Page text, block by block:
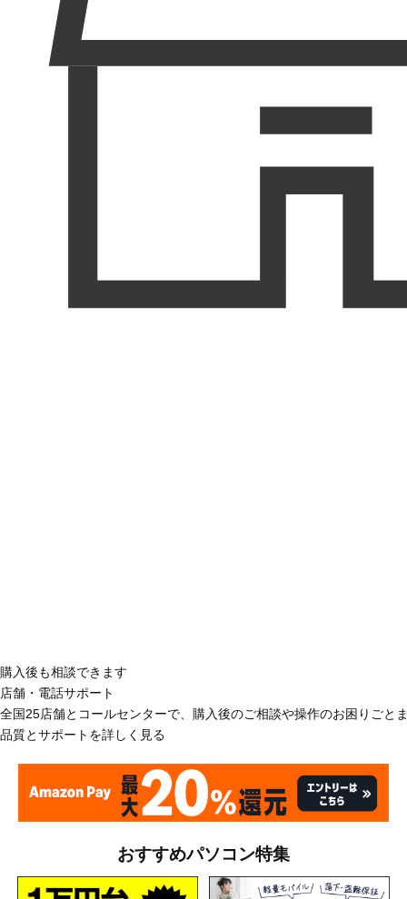
購入後も相談できます
店舗・電話サポート
全国25店舗とコールセンターで、購入後のご相談や操作のお困りごと
品質とサポートを詳しく見る
おすすめパソコン特集